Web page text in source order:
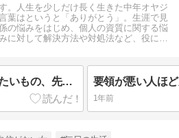
。人生を少しだけ長く生きた中年オヤジ
葉はというと「ありがとう」。生涯で見
の悩みをはじめ、個人の資質に関する悩
に対して解決方法や対処法など、役に立
生きるのが嫌から脱却したいもの、先々を見据え上手く乗り切る対処策
1年前